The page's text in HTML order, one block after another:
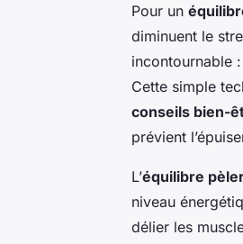
Pour un
diminuent le
incontournable
Cette simple
conseils bien-
prévient
L’équilibre
niveau
délier les